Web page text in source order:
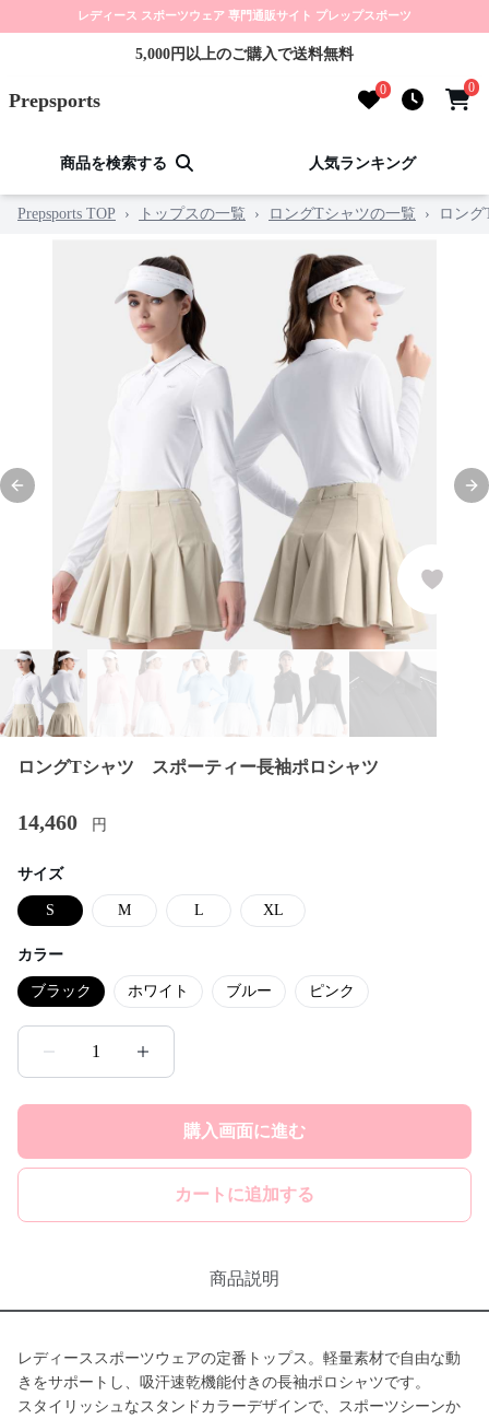
レディース スポーツウェア 専門通販サイト プレップスポーツ
5,000円以上のご購入で送料無料
Prepsports 0 0
商品を検索する 人気ランキング
Prepsports TOP › トップスの一覧 › ロングTシャツの一覧 › ロン
Previous slide
ロングTシャツ スポーティー長袖ポロシャツ
14,460 円
サイズ
S M L XL
カラー
ブラック ホワイト ブルー ピンク
1
購入画面に進む
カートに追加する
商品説明
レディーススポーツウェアの定番トップス。軽量素材で自由な動
きをサポートし、吸汗速乾機能付きの長袖ポロシャツです。
スタイリッシュなスタンドカラーデザインで、スポーツシーンか